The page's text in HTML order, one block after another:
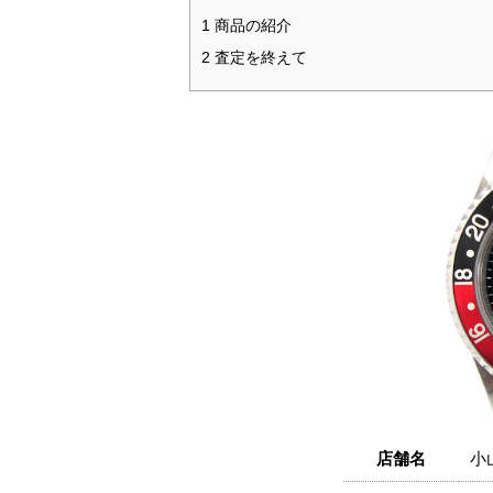
1 商品の紹介
2 査定を終えて
店舗名 小